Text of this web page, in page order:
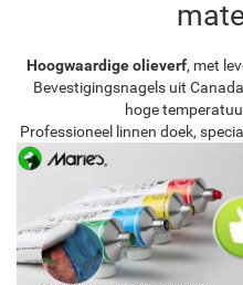
Hoogwaardige olieverf, met
Bevestigingsnagels uit
hoge
Professioneel linnen doek,